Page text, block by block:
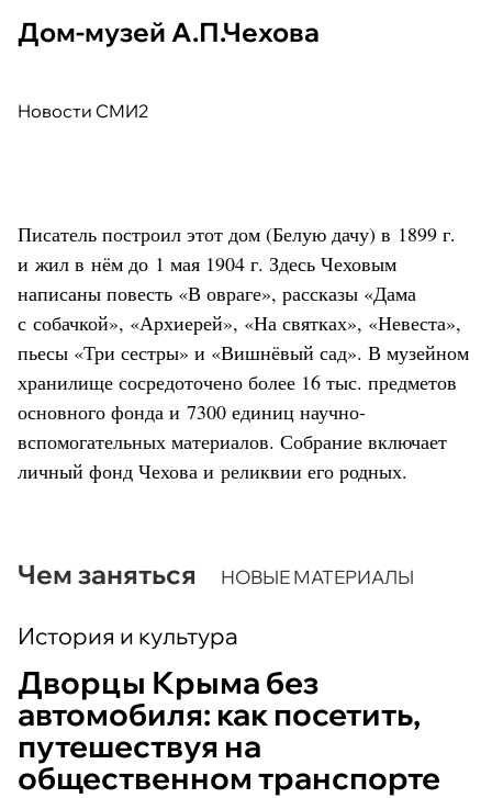
Дом-музей А.П.Чехова
Писатель построил этот дом (Белую дачу) в 1899 г.
и жил в нём до 1 мая 1904 г. Здесь Чеховым
написаны повесть «В овраге», рассказы «Дама
с собачкой», «Архиерей», «На святках», «Невеста»,
пьесы «Три сестры» и «Вишнёвый сад». В музейном
хранилище сосредоточено более 16 тыс. предметов
основного фонда и 7300 единиц научно-
вспомогательных материалов. Собрание включает
личный фонд Чехова и реликвии его родных.
Новости СМИ2
Чем заняться НОВЫЕ МАТЕРИАЛЫ
История и культура
Дворцы Крыма без
автомобиля: как посетить,
путешествуя на
общественном транспорте